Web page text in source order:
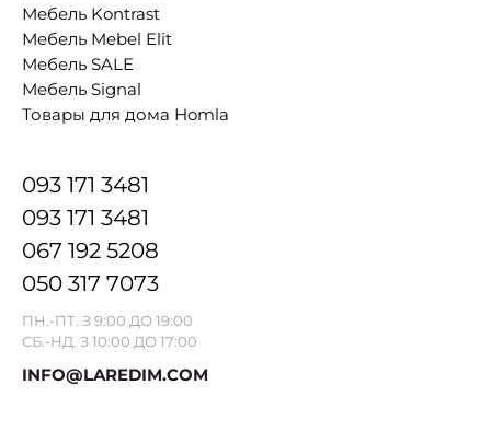
Мебель Kontrast
Мебель Mebel Elit
Мебель SALE
Мебель Signal
Товары для дома Homla
093 171 3481
093 171 3481
067 192 5208
050 317 7073
ПН.-ПТ. З 9:00 ДО 19:00
СБ.-НД. З 10:00 ДО 17:00
INFO@LAREDIM.COM